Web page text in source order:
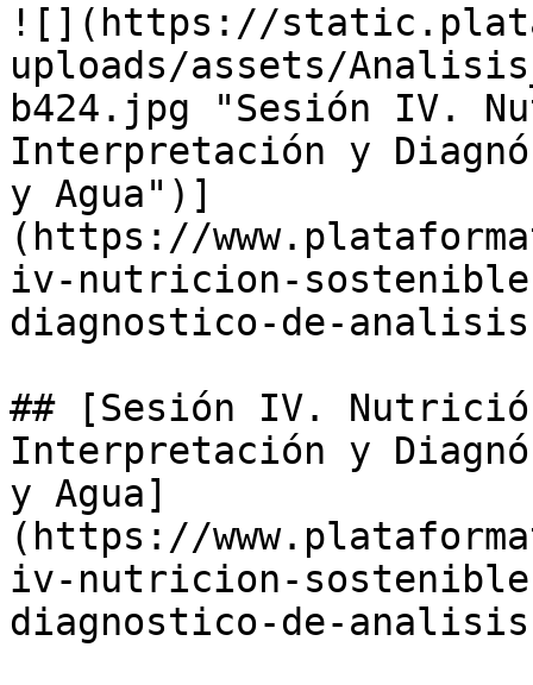
![](https://
uploads/assets/
b424.jpg "Sesión IV.
Interpretación y
y Agua")]
(https://
iv-nutricion-
diagnostico-de-
## [Sesión IV.
Interpretación y
y Agua]
(https://
iv-nutricion-
diagnostico-de-